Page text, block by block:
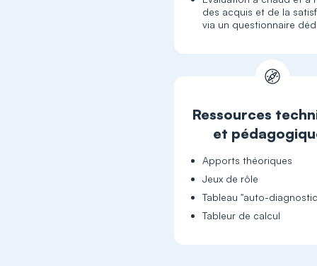
des acquis et de la
via un questionnaire
Ressources
et
Apports théoriques
Jeux de rôle
Tableau "auto-
Tableur de calcul